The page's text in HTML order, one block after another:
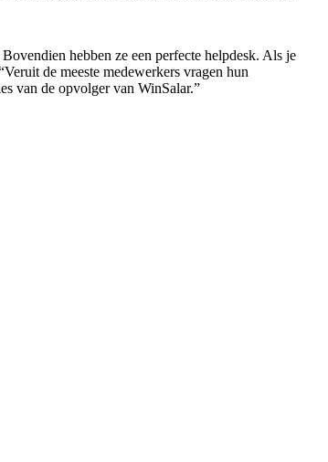
hebben ze een perfecte helpdesk. Als je
de meeste medewerkers vragen hun
van de opvolger van WinSalar.”